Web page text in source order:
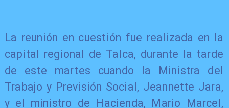
La reunión en cuestión fue realizada en la
capital regional de Talca, durante la tarde
de este martes cuando la Ministra del
Trabajo y Previsión Social, Jeannette Jara,
y el ministro de Hacienda, Mario Marcel,